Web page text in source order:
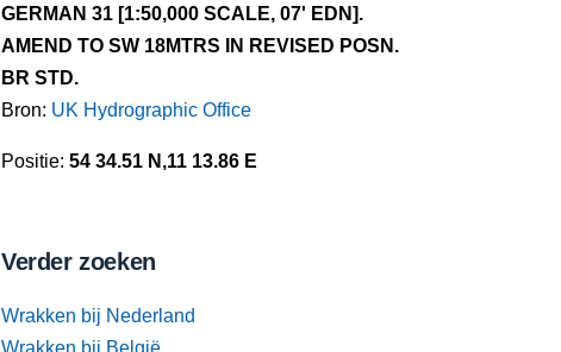
GERMAN 31 [1:50,000 SCALE, 07' EDN].
AMEND TO SW 18MTRS IN REVISED POSN.
BR STD.
Bron: UK Hydrographic Office
Positie: 54 34.51 N,11 13.86 E
Verder zoeken
Wrakken bij Nederland
Wrakken bij België